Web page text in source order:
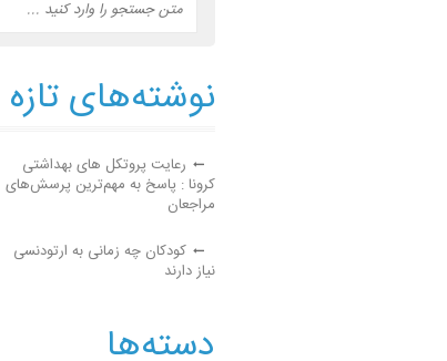
نوشته‌های تازه
رعایت پروتکل های بهداشتی
کرونا : پاسخ به مهم‌ترین پرسش‌های
مراجعان
کودکان چه زمانی به ارتودنسی
نیاز دارند
دسته‌ها